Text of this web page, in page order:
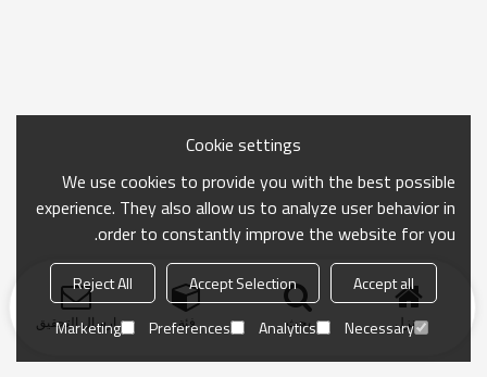
منزل بحث فئة ارسال التحقيق
Cookie settings
We use cookies to provide you with the best possible
experience. They also allow us to analyze user behavior in
order to constantly improve the website for you.
Accept all
Accept Selection
Reject All
Necessary
Analytics
Preferences
Marketing